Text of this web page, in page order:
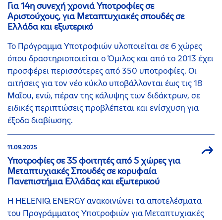
Για 14η συνεχή χρονιά Υποτροφίες σε
Αριστούχους, για Μεταπτυχιακές σπουδές σε
Ελλάδα και εξωτερικό
Το Πρόγραμμα Υποτροφιών υλοποιείται σε 6 χώρες
όπου δραστηριοποιείται ο Όμιλος και από το 2013 έχει
προσφέρει περισσότερες από 350 υποτροφίες. Οι
αιτήσεις για τον νέο κύκλο υποβάλλονται έως τις 18
Μαΐου, ενώ, πέραν της κάλυψης των διδάκτρων, σε
ειδικές περιπτώσεις προβλέπεται και ενίσχυση για
έξοδα διαβίωσης.
11.09.2025
Υποτροφίες σε 35 φοιτητές από 5 χώρες για
Μεταπτυχιακές Σπουδές σε κορυφαία
Πανεπιστήμια Ελλάδας και εξωτερικού
Η HELENiQ ENERGY ανακοινώνει τα αποτελέσματα
του Προγράμματος Υποτροφιών για Μεταπτυχιακές